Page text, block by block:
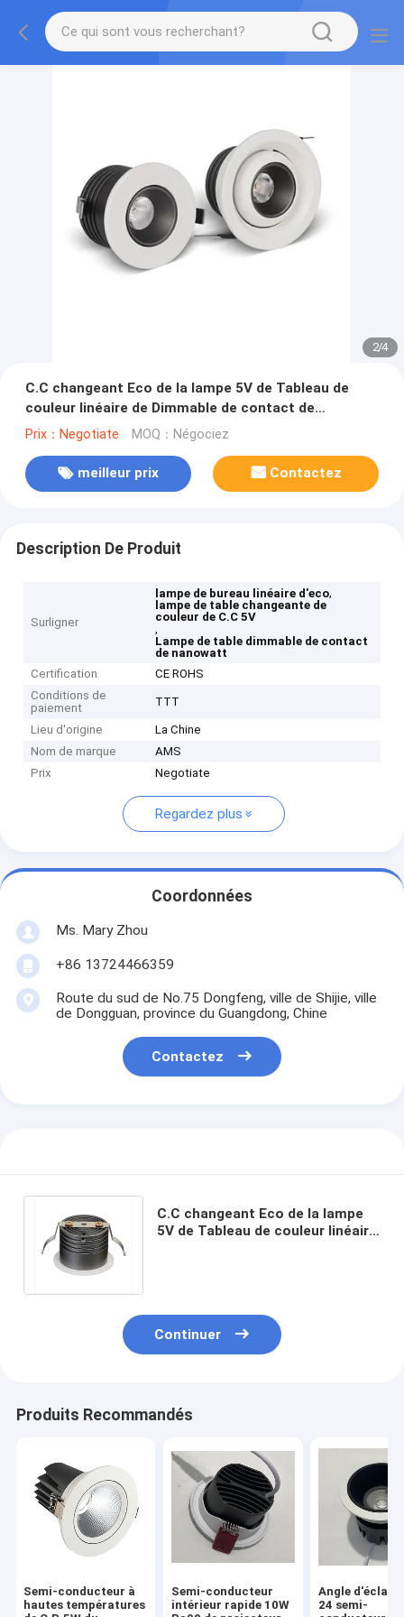
2/4
C.C changeant Eco de la lampe 5V de Tableau de
couleur linéaire de Dimmable de contact de
nanowatt
Prix：Negotiate MOQ：Négociez
meilleur prix Contactez
Description De Produit
Surligner
lampe de bureau linéaire d'eco,
lampe de table changeante de
couleur de C.C 5V
,
Lampe de table dimmable de contact
de nanowatt
Certification
CE ROHS
Conditions de
paiement
TTT
Lieu d'origine
La Chine
Nom de marque
AMS
Prix
Negotiate
Regardez plus
Coordonnées
Ms. Mary Zhou
+86 13724466359
Route du sud de No.75 Dongfeng, ville de Shijie, ville
de Dongguan, province du Guangdong, Chine
Contactez
C.C changeant Eco de la lampe
5V de Tableau de couleur linéaire
Continuer
Produits Recommandés
Semi-conducteur à
hautes températures
Semi-conducteur
intérieur rapide 10W
Angle
24 semi-